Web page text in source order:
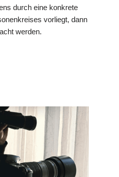
durch eine konkrete
vorliegt, dann
werden.